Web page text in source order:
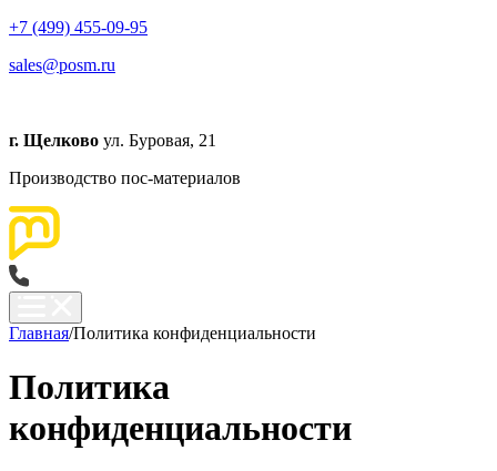
+7 (499) 455-09-95
sales@posm.ru
г. Щелково ул. Буровая, 21
Производство пос-материалов
Главная/Политика конфиденциальности
Политика
конфиденциальности